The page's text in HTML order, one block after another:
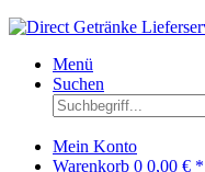
Menü
Suchen
Mein Konto
Warenkorb 0 0,00 € *